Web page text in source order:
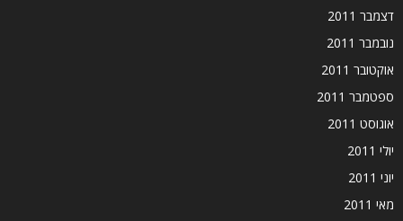
דצמבר 2011
נובמבר 2011
אוקטובר 2011
ספטמבר 2011
אוגוסט 2011
יולי 2011
יוני 2011
מאי 2011